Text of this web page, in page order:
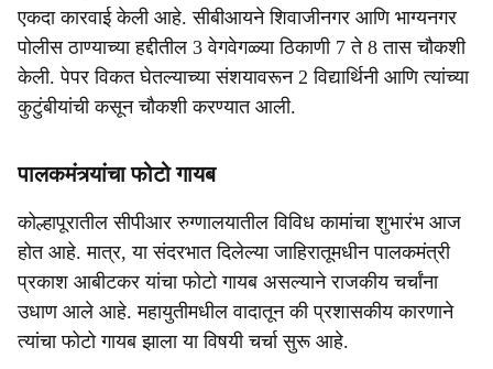
एकदा कारवाई केली आहे. सीबीआयने शिवाजीनगर आणि भाग्यनगर
पोलीस ठाण्याच्या हद्दीतील 3 वेगवेगळ्या ठिकाणी 7 ते 8 तास चौकशी
केली. पेपर विकत घेतल्याच्या संशयावरून 2 विद्यार्थिनी आणि त्यांच्या
कुटुंबीयांची कसून चौकशी करण्यात आली.
पालकमंत्र्यांचा फोटो गायब
कोल्हापूरातील सीपीआर रुग्णालयातील विविध कामांचा शुभारंभ आज
होत आहे. मात्र, या संदरभात दिलेल्या जाहिरातूमधीन पालकमंत्री
प्रकाश आबीटकर यांचा फोटो गायब असल्याने राजकीय चर्चांना
उधाण आले आहे. महायुतीमधील वादातून की प्रशासकीय कारणाने
त्यांचा फोटो गायब झाला या विषयी चर्चा सुरू आहे.